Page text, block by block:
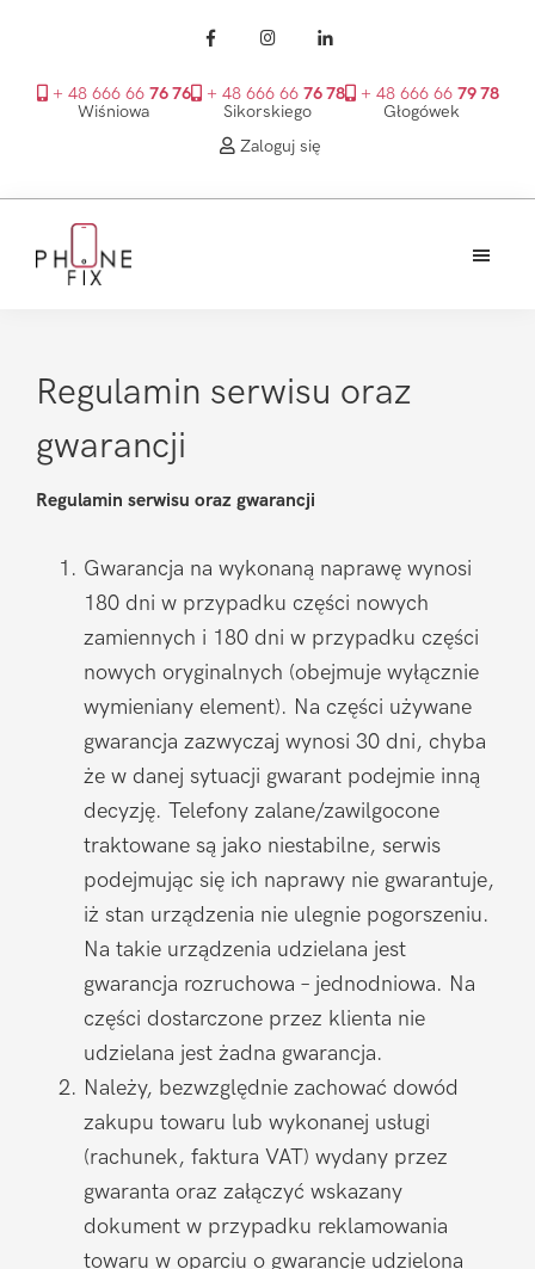
+ 48 666 66 76 76
Wiśniowa
+ 48 666 66 76 78
Sikorskiego
+ 48 666 66 79 78
Głogówek
Zaloguj się
głównego
Regulamin serwisu oraz
gwarancji
Regulamin serwisu oraz gwarancji
Gwarancja na wykonaną naprawę wynosi
180 dni w przypadku części nowych
zamiennych i 180 dni w przypadku części
nowych oryginalnych (obejmuje wyłącznie
wymieniany element). Na części używane
gwarancja zazwyczaj wynosi 30 dni, chyba
że w danej sytuacji gwarant podejmie inną
decyzję. Telefony zalane/zawilgocone
traktowane są jako niestabilne, serwis
podejmując się ich naprawy nie gwarantuje,
iż stan urządzenia nie ulegnie pogorszeniu.
Na takie urządzenia udzielana jest
gwarancja rozruchowa – jednodniowa. Na
części dostarczone przez klienta nie
udzielana jest żadna gwarancja.
Należy, bezwzględnie zachować dowód
zakupu towaru lub wykonanej usługi
(rachunek, faktura VAT) wydany przez
gwaranta oraz załączyć wskazany
dokument w przypadku reklamowania
towaru w oparciu o gwarancje udzielona